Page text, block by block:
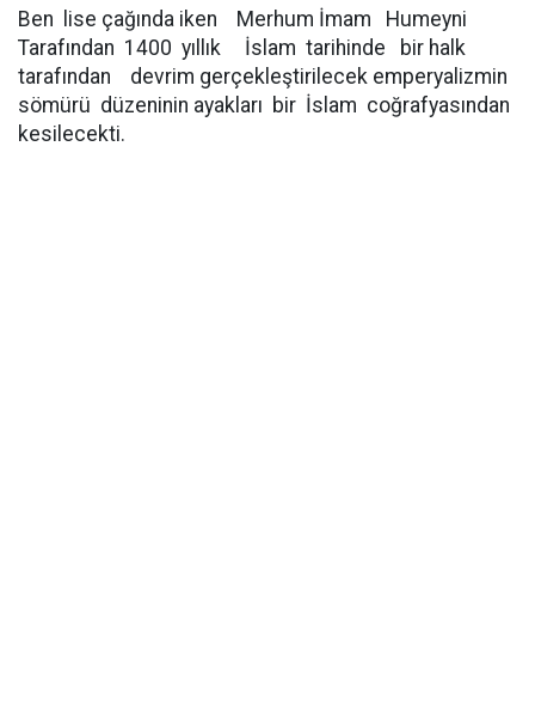
Ben lise çağında iken Merhum İmam Humeyni
Tarafından 1400 yıllık İslam tarihinde bir halk
tarafından devrim gerçekleştirilecek emperyalizmin
sömürü düzeninin ayakları bir İslam coğrafyasından
kesilecekti.